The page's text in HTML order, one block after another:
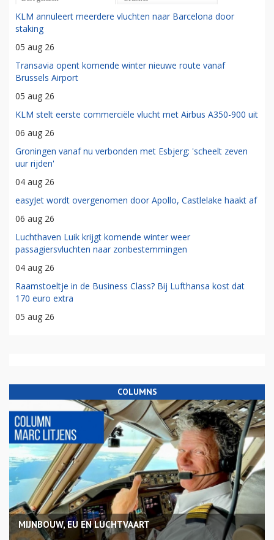
KLM annuleert meerdere vluchten naar Barcelona door
staking
05 aug 26
Transavia opent komende winter nieuwe route vanaf
Brussels Airport
05 aug 26
KLM stelt eerste commerciële vlucht met Airbus A350-900 uit
06 aug 26
Groningen vanaf nu verbonden met Esbjerg: 'scheelt zeven
uur rijden'
04 aug 26
easyJet wordt overgenomen door Apollo, Castlelake haakt af
06 aug 26
Luchthaven Luik krijgt komende winter weer
passagiersvluchten naar zonbestemmingen
04 aug 26
Raamstoeltje in de Business Class? Bij Lufthansa kost dat
170 euro extra
05 aug 26
COLUMNS
MIJNBOUW, EU EN LUCHTVAART